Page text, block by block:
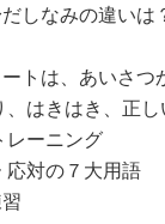
しなみの違いは
トは、あいさつ
、はきはき、正
レーニング
応対の７大用語